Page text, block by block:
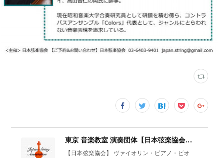
東京 音楽教室 演奏団体【日本弦楽協会】ヴァイオリン・ピアノ・ビオラ・チェロ・コントラバス
【日本弦楽協会】 ヴァイオリン・ピアノ・ビオ